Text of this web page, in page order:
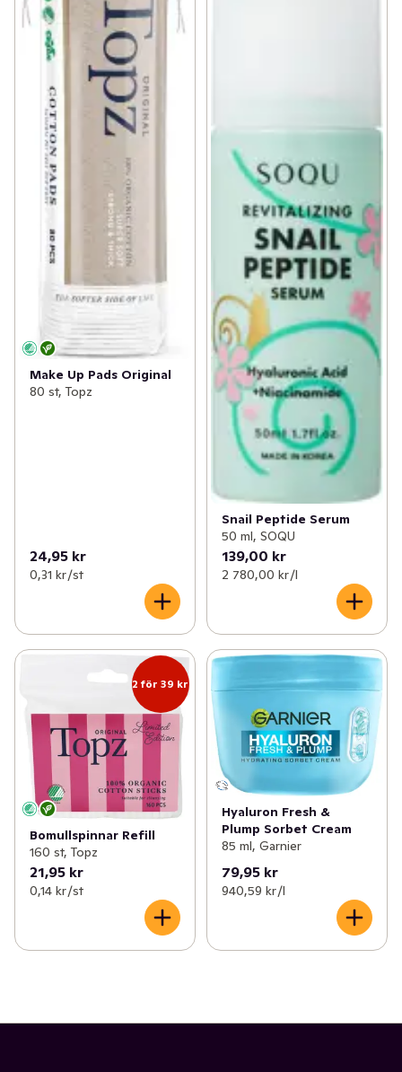
Make Up Pads Original
80 st, Topz
24,95 kr
0,31 kr /st
Snail Peptide Serum
50 ml, SOQU
139,00 kr
2 780,00 kr /l
2 för 39 kr
Bomullspinnar Refill
160 st, Topz
21,95 kr
0,14 kr /st
Hyaluron Fresh &
Plump Sorbet Cream
85 ml, Garnier
79,95 kr
940,59 kr /l